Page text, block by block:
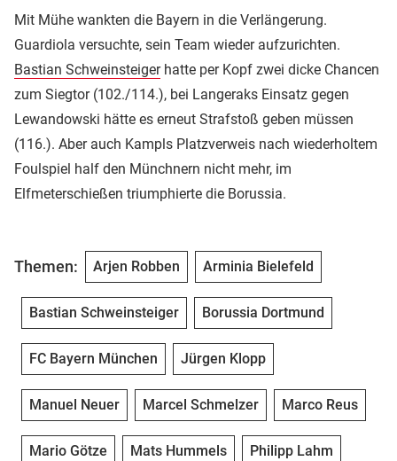
Mit Mühe wankten die Bayern in die Verlängerung.
Guardiola versuchte, sein Team wieder aufzurichten.
Bastian Schweinsteigerhatte per Kopf zwei dicke Chancen
zum Siegtor (102./114.), bei Langeraks Einsatz gegen
Lewandowski hätte es erneut Strafstoß geben müssen
(116.). Aber auch Kampls Platzverweis nach wiederholtem
Foulspiel half den Münchnern nicht mehr, im
Elfmeterschießen triumphierte die Borussia.
Themen: Arjen Robben Arminia Bielefeld
Bastian Schweinsteiger Borussia Dortmund
FC Bayern München Jürgen Klopp
Manuel Neuer Marcel Schmelzer Marco Reus
Mario Götze Mats Hummels Philipp Lahm